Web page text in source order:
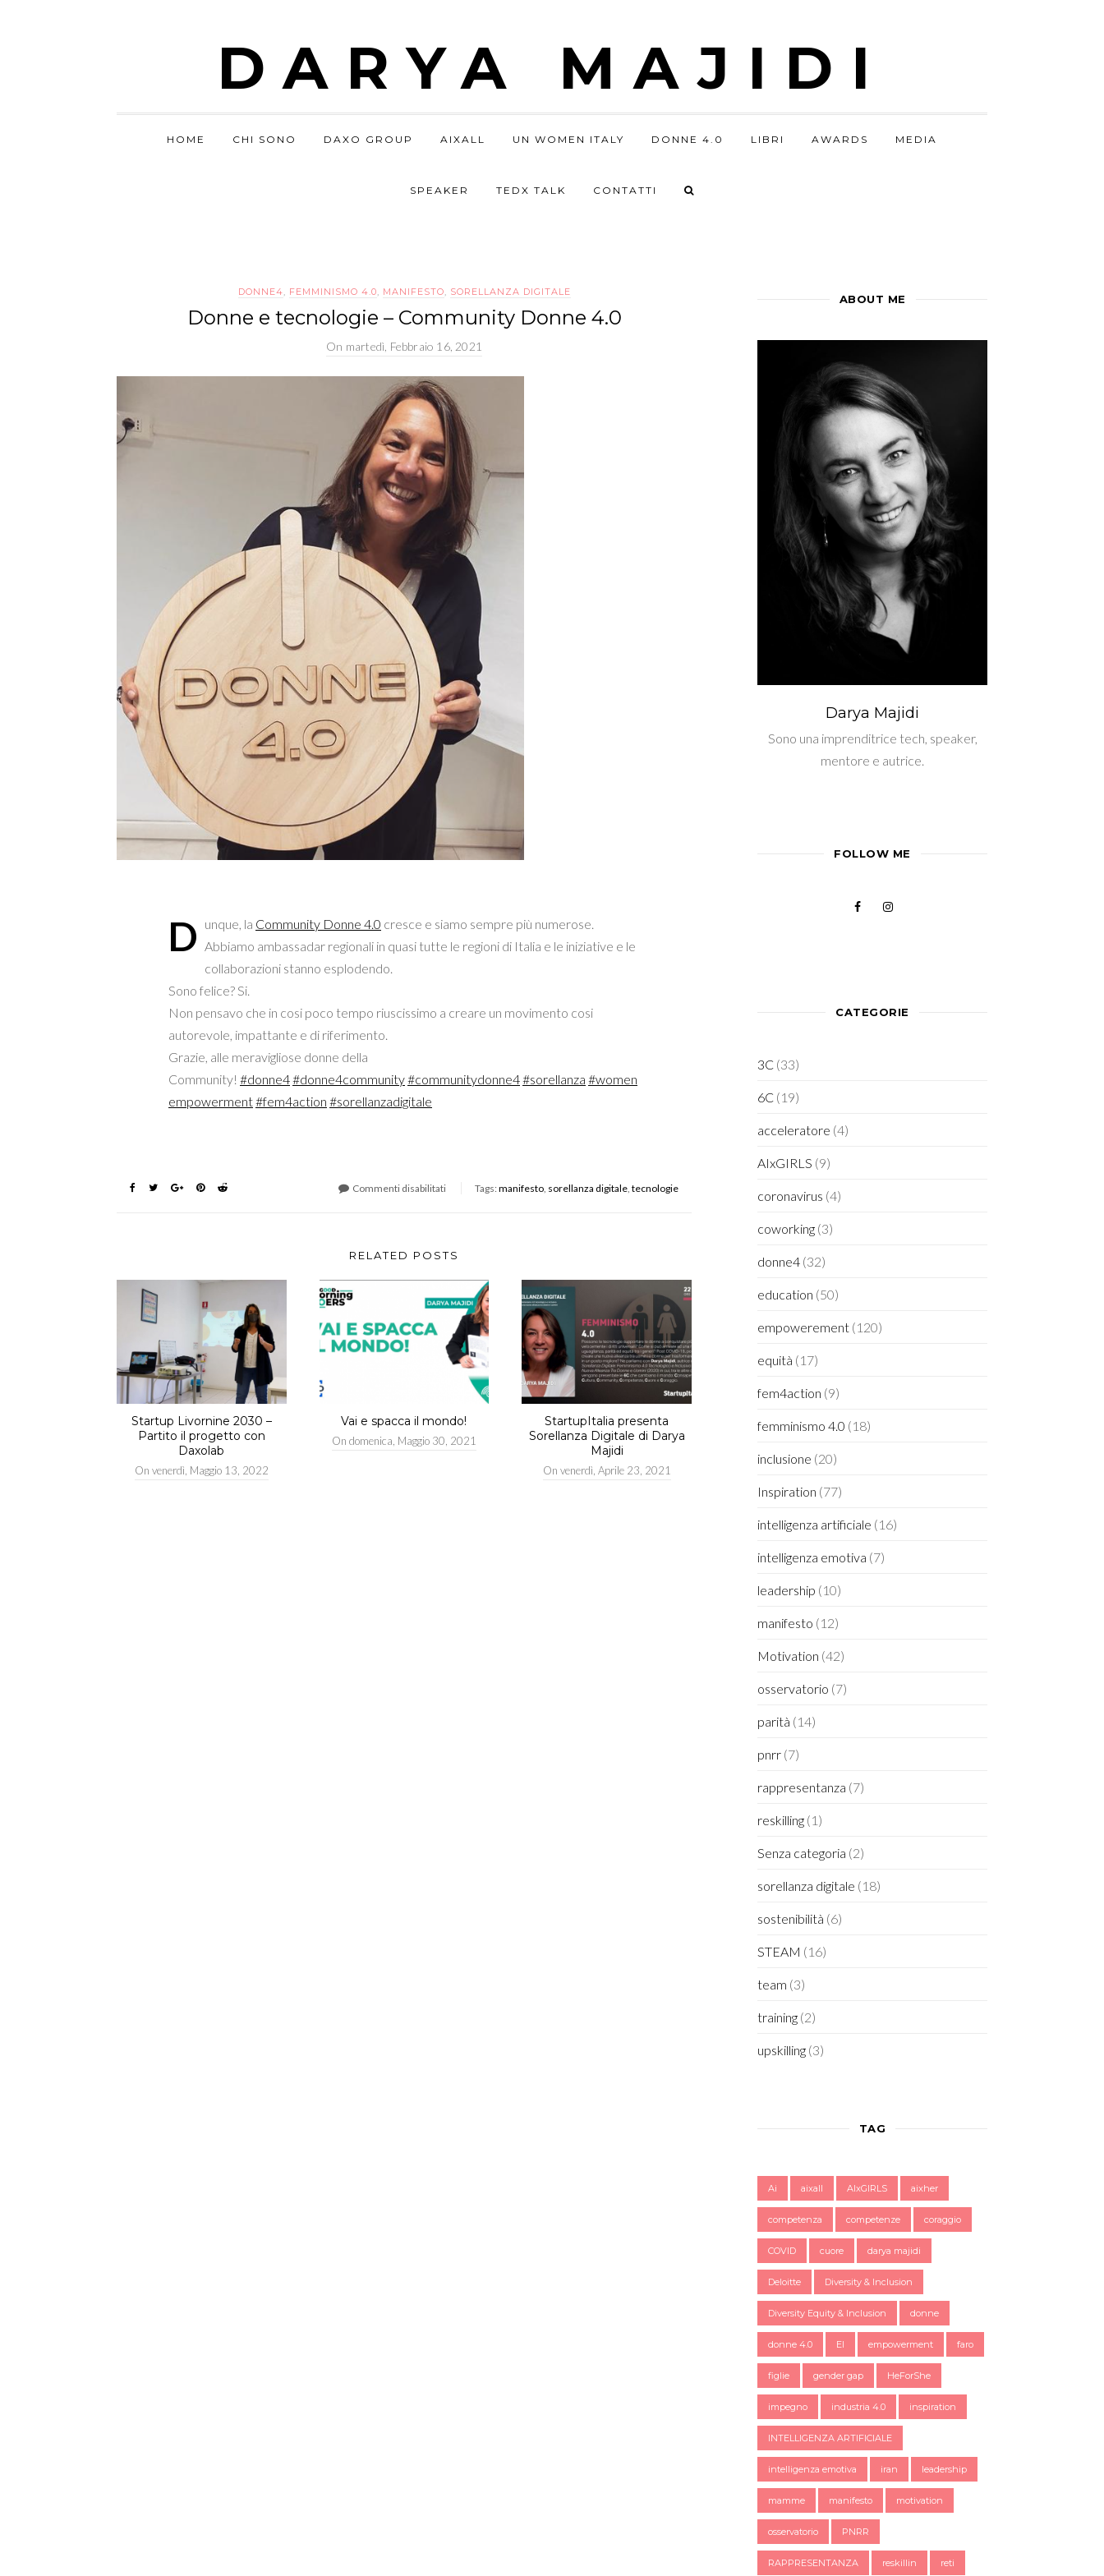
DARYA MAJIDI
HOME CHI SONO DAXO GROUP AIXALL UN WOMEN ITALY DONNE 4.0 LIBRI AWARDS MEDIA
SPEAKER TEDX TALK CONTATTI
DONNE4, FEMMINISMO 4.0, MANIFESTO, SORELLANZA DIGITALE
Donne e tecnologie – Community Donne 4.0
On martedì, Febbraio 16, 2021
D unque, la Community Donne 4.0 cresce e siamo sempre più numerose.
Abbiamo ambassadar regionali in quasi tutte le regioni di Italia e le iniziative e le
collaborazioni stanno esplodendo.
Sono felice? Si.
Non pensavo che in cosi poco tempo riuscissimo a creare un movimento cosi
autorevole, impattante e di riferimento.
Grazie, alle meravigliose donne della
Community! #donne4#donne4community#communitydonne4#sorellanza #women
empowerment#fem4action #sorellanzadigitale
Commenti disabilitati Tags:manifesto, sorellanza digitale, tecnologie
RELATED POSTS
Startup Livornine 2030 –
Partito il progetto con
Daxolab
On venerdì, Maggio 13, 2022
Vai e spacca il mondo!
On domenica, Maggio 30, 2021
StartupItalia presenta
Sorellanza Digitale di Darya
Majidi
On venerdì, Aprile 23, 2021
ABOUT ME
Darya Majidi
Sono una imprenditrice tech, speaker,
mentore e autrice.
FOLLOW ME
CATEGORIE
3C (33)
6C (19)
acceleratore (4)
AIxGIRLS (9)
coronavirus (4)
coworking (3)
donne4 (32)
education (50)
empowerement (120)
equità (17)
fem4action (9)
femminismo 4.0 (18)
inclusione (20)
Inspiration (77)
intelligenza artificiale (16)
intelligenza emotiva (7)
leadership (10)
manifesto (12)
Motivation (42)
osservatorio (7)
parità (14)
pnrr (7)
rappresentanza (7)
reskilling (1)
Senza categoria (2)
sorellanza digitale (18)
sostenibilità (6)
STEAM (16)
team (3)
training (2)
upskilling (3)
TAG
Ai aixall AIxGIRLS aixher
competenza competenze coraggio
COVID cuore darya majidi
Deloitte Diversity & Inclusion
Diversity Equity & Inclusion donne
donne 4.0 EI empowerment faro
figlie gender gap HeForShe
impegno industria 4.0 inspiration
INTELLIGENZA ARTIFICIALE
intelligenza emotiva iran leadership
mamme manifesto motivation
osservatorio PNRR
RAPPRESENTANZA reskillin reti